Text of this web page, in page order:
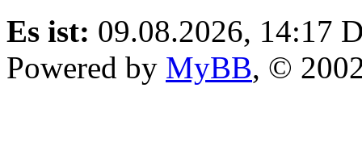
Es ist: 09.08.2026, 14:17
Powered by MyBB, ©